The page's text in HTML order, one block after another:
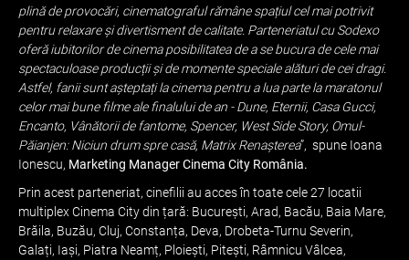
plină de provocări, cinematograful rămâne spațiul cel mai potrivit
pentru relaxare și divertisment de calitate. Parteneriatul cu Sodexo
oferă iubitorilor de cinema posibilitatea de a se bucura de cele mai
spectaculoase producții și de momente speciale alături de cei dragi.
Astfel, fanii sunt așteptați la cinema pentru a lua parte la maratonul
celor mai bune filme ale finalului de an - Dune, Eternii, Casa Gucci,
Encanto, Vânătorii de fantome, Spencer, West Side Story, Omul-
Păianjen: Niciun drum spre casă, Matrix Renașterea”, spune Ioana
Ionescu, Marketing Manager Cinema City România.
Prin acest parteneriat, cinefilii au acces în toate cele 27 locatii
multiplex Cinema City din țară: București, Arad, Bacău, Baia Mare,
Brăila, Buzău, Cluj, Constanța, Deva, Drobeta-Turnu Severin,
Galați, Iași, Piatra Neamț, Ploiești, Piteşti, Râmnicu Vâlcea,